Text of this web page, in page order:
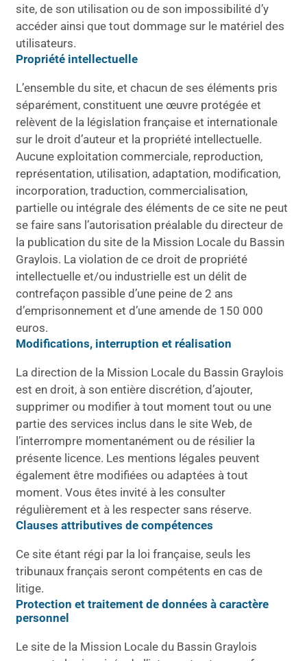
site, de son utilisation ou de son impossibilité d’y
accéder ainsi que tout dommage sur le matériel des
utilisateurs.
Propriété intellectuelle
L’ensemble du site, et chacun de ses éléments pris
séparément, constituent une œuvre protégée et
relèvent de la législation française et internationale
sur le droit d’auteur et la propriété intellectuelle.
Aucune exploitation commerciale, reproduction,
représentation, utilisation, adaptation, modification,
incorporation, traduction, commercialisation,
partielle ou intégrale des éléments de ce site ne peut
se faire sans l’autorisation préalable du directeur de
la publication du site de la Mission Locale du Bassin
Graylois. La violation de ce droit de propriété
intellectuelle et/ou industrielle est un délit de
contrefaçon passible d’une peine de 2 ans
d’emprisonnement et d’une amende de 150 000
euros.
Modifications, interruption et réalisation
La direction de la Mission Locale du Bassin Graylois
est en droit, à son entière discrétion, d’ajouter,
supprimer ou modifier à tout moment tout ou une
partie des services inclus dans le site Web, de
l’interrompre momentanément ou de résilier la
présente licence. Les mentions légales peuvent
également être modifiées ou adaptées à tout
moment. Vous êtes invité à les consulter
régulièrement et à les respecter sans réserve.
Clauses attributives de compétences
Ce site étant régi par la loi française, seuls les
tribunaux français seront compétents en cas de
litige.
Protection et traitement de données à caractère
personnel
Le site de la Mission Locale du Bassin Graylois